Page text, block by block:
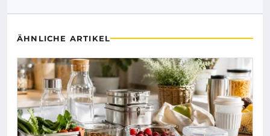
ÄHNLICHE ARTIKEL